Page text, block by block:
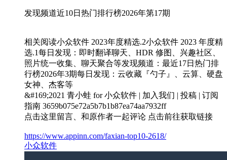
发现频道近10日热门排行榜2026年第17期
相关阅读小众软件 2023年度精选.2小众软件 2023 年度精
选.1每日发现：即时翻译聊天、HDR 修图、兴趣社区、
照片统一收集、聊天聚合等发现频道：最近17日热门排
行榜2026年3期每日发现：云收藏『勺子』、云算、硬盘
女神、杰客等
&#169;2021 青小蛙 for 小众软件 | 加入我们 | 投稿 | 订阅
指南 3659b075e72a5b7b1b87ea74aa7932ff
点击这里留言、和原作者一起评论 点击前往获取链接
https://www.appinn.com/faxian-top10-2618/
小众软件